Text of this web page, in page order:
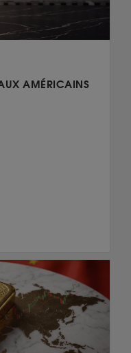
AMÉRICAINS